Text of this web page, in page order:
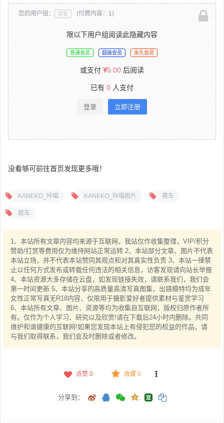
您的用户组： 游客 (付费内容：1)
限以下用户组阅读此隐藏内容
普通会员 超级会员 永久会员
或支付 5.00 后阅读
已有 0 人支付
登录 立即注册
没看够可前往首页发现更多哦！
KANEKO_咔喵 KANEKO_咔喵图片 赛车
跑车
1、本站所有文章内容均来源于互联网，我站仅作收集整理，VIP/积分
赞助/打赏等费用仅为维持网站正常运转 2、本站部分文章、图片不代表
本站立场，并不代表本站赞同其观点和对其真实性负责 3、本站一律禁
止以任何方式发布或转载任何违法的相关信息，访客发现请向站长举报
4、本站资源大多存储在云盘，如发现链接失效，请联系我们，我们会
第一时间更新 5、本站分享的高质量高清写真图集，出镜模特均为成年
女性正常写真无R18内容，仅限用于摄影爱好者提供素材与鉴赏学习
6、本站所有文章、图片、资源等均为收集自互联网，版权归原作者所
有。仅作为个人学习、研究以及欣赏!请在下载后24小时内删除。共同
维护和谐健康的互联网!如果您发现本站上有侵犯您的权益的作品，请
与我们取得联系，我们会及时删除或者修改。
点赞 0 收藏 0
分享到：